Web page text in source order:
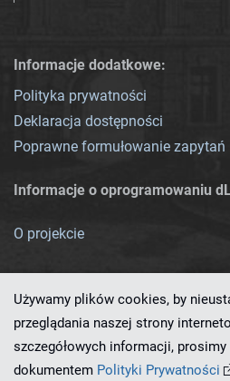
Informacje dodatkowe:
Polityka prywatności
Deklaracja dostępności
Poprawne formułowanie zapytań
Informacje o oprogramowaniu
O projekcie
Ten serwis działa dzięki
Używamy plików cookies, by
przeglądania naszej strony
szczegółowych informacji,
dokumentem Polityki Prywatności